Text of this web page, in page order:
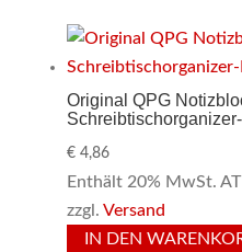
Original QPG
€4,86
Enthält 20% MwSt. AT
zzgl. Versand
IN DEN